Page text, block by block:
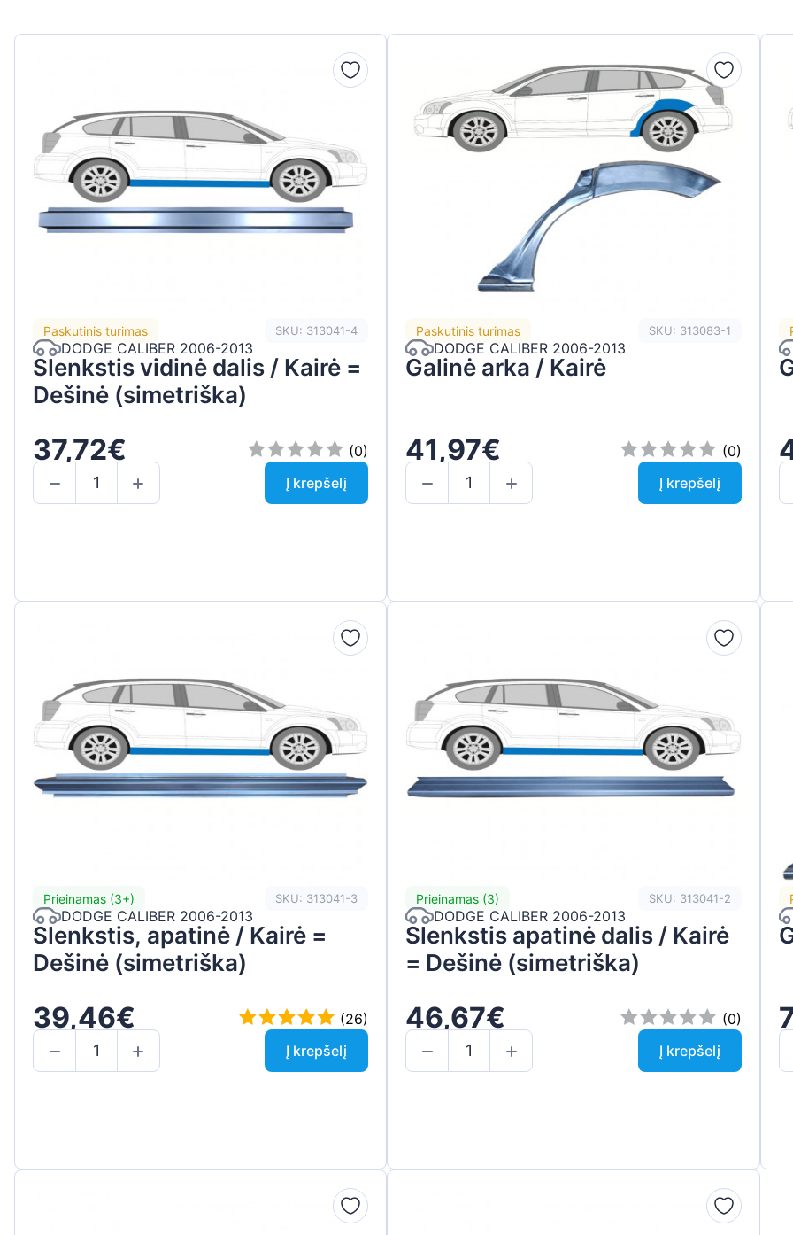
Mercedes-Benz
Nissan
Renault
Seat
Paskutinis turimas SKU: 313041-4
DODGE CALIBER 2006-2013
Slenkstis vidinė dalis / Kairė =
Dešinė (simetriška)
37,72€
(0)
Į krepšelį
Paskutinis turimas SKU: 313083-1
DODGE CALIBER 2006-2013
Galinė arka / Kairė
41,97€
(0)
Į krepšelį
Prieinamas (3+) SKU: 313041-3
DODGE CALIBER 2006-2013
Slenkstis, apatinė / Kairė =
Dešinė (simetriška)
39,46€
(26)
Į krepšelį
Prieinamas (3) SKU: 313041-2
DODGE CALIBER 2006-2013
Slenkstis apatinė dalis / Kairė
= Dešinė (simetriška)
46,67€
(0)
Į krepšelį